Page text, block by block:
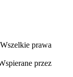
prawa
przez